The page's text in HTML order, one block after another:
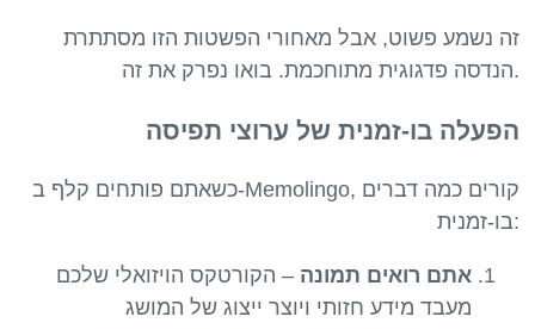
זה נשמע פשוט, אבל מאחורי הפשטות הזו מסתתרת
הפעלה בו-זמנית של ערוצי תפיסה
כשאתם פותחים קלף ב-Memolingo, קורים כמה דברים
אתם רואים תמונה – הקורטקס הויזואלי שלכם
מעבד מידע חזותי ויוצר ייצוג של המושג